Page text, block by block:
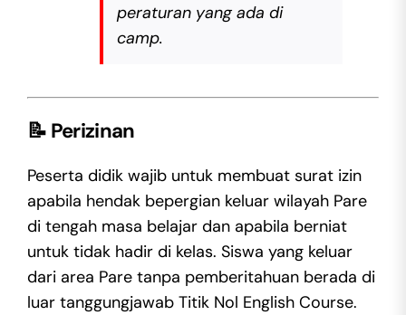
peraturan yang ada di
camp.
📝 Perizinan
Peserta didik wajib untuk membuat surat izin
apabila hendak bepergian keluar wilayah Pare
di tengah masa belajar dan apabila berniat
untuk tidak hadir di kelas. Siswa yang keluar
dari area Pare tanpa pemberitahuan berada di
luar tanggungjawab Titik Nol English Course.